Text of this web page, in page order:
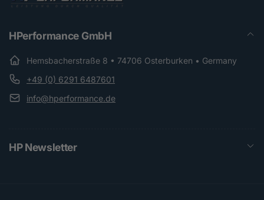
HPerformance GmbH
Hemsbacherstraße 8 • 74706 Osterburken • Germany
+49 (0) 6291 6487601
info@hperformance.de
HP Newsletter